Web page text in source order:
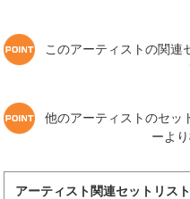
このアーティストの関連
他のアーティストのセッ
ーよ
アーティスト関連セットリスト